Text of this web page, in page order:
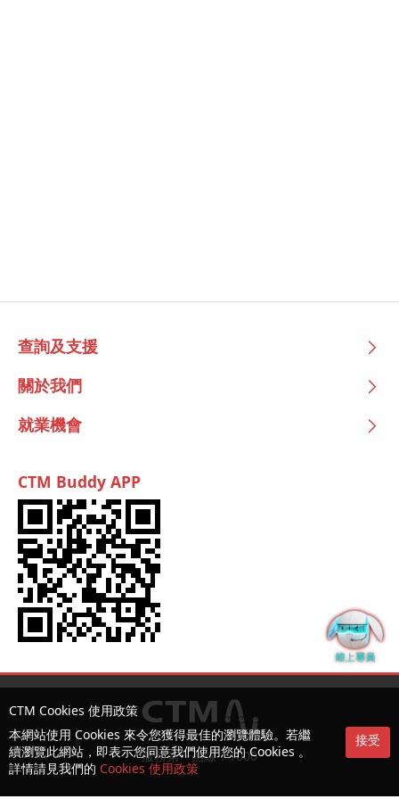
查詢及支援
關於我們
就業機會
CTM Buddy APP
服務第一熱線：1000
CTM Cookies 使用政策
本網站使用 Cookies 來令您獲得最佳的瀏覽體驗。若繼
續瀏覽此網站，即表示您同意我們使用您的 Cookies 。
詳情請見我們的 Cookies 使用政策
接受